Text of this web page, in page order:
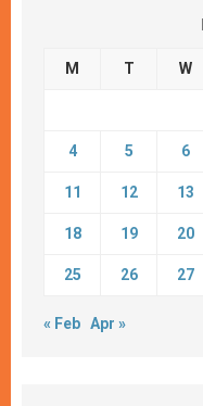
M T W
4 5 6
11 12 13
18 19 20
25 26 27
« Feb Apr »